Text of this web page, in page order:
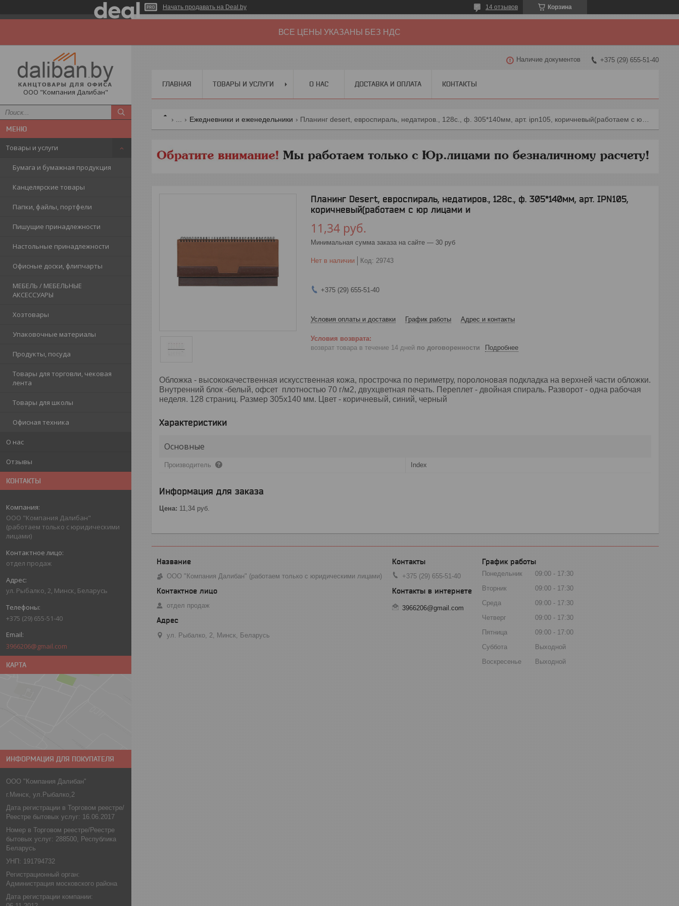
Начать продавать на Deal.by Корзина
14 отзывов
ВСЕ ЦЕНЫ УКАЗАНЫ БЕЗ НДС
ООО "Компания Далибан"
Товары и услуги
Бумага и бумажная продукция
Канцелярские товары
Папки, файлы, портфели
Пишущие принадлежности
Настольные принадлежности
Офисные доски, флипчарты
МЕБЕЛЬ / МЕБЕЛЬНЫЕ
АКСЕССУАРЫ
Хозтовары
Упаковочные материалы
Продукты, посуда
Товары для торговли, чековая
лента
Товары для школы
Офисная техника
О нас
Отзывы
КОНТАКТЫ
ООО "Компания Далибан"
(работаем только с юридическими
лицами)
отдел продаж
ул. Рыбалко, 2, Минск, Беларусь
+375 (29) 655-51-40
3966206@gmail.com
КАРТА
ИНФОРМАЦИЯ ДЛЯ ПОКУПАТЕЛЯ
ООО "Компания Далибан"
г.Минск, ул.Рыбалко,2
Дата регистрации в Торговом реестре/
Реестре бытовых услуг: 16.06.2017
Номер в Торговом реестре/Реестре
бытовых услуг: 288500, Республика
Беларусь
УНП: 191794732
Регистрационный орган:
Администрация московского района
Дата регистрации компании:
Наличие документов +375 (29) 655-51-40
ГЛАВНАЯ ТОВАРЫ И УСЛУГИ О НАС ДОСТАВКА И ОПЛАТА КОНТАКТЫ
Ежедневники и еженедельники
Планинг Desert, евроспираль, недатиров., 128с., ф. 305*140мм, арт. IPN105,
коричневый(работаем с юр лицами и
11,34 руб.
Минимальная сумма заказа на сайте — 30 руб
Нет в наличии Код: 29743
+375 (29) 655-51-40
Условия оплаты и доставки График работы Адрес и контакты
возврат товара в течение 14 дней по договоренности Подробнее
Обложка - высококачественная искусственная кожа, прострочка по периметру, поролоновая подкладка на верхней части обложки.
Внутренний блок -белый, офсет плотностью 70 г/м2, двухцветная печать. Переплет - двойная спираль. Разворот - одна рабочая
неделя. 128 страниц. Размер 305х140 мм. Цвет - коричневый, синий, черный
Характеристики
Основные
Производитель Index
Информация для заказа
Цена: 11,34 руб.
ООО "Компания Далибан" (работаем только с юридическими лицами)
отдел продаж
ул. Рыбалко, 2, Минск, Беларусь
+375 (29) 655-51-40
3966206@gmail.com
График работы
Понедельник 09:00
17:30
Вторник
09:00
17:30
Среда
09:00
17:30
Четверг
09:00
17:30
Пятница
09:00
17:00
Суббота
Выходной
Воскресенье
Выходной